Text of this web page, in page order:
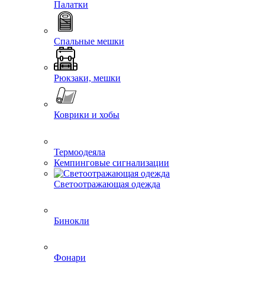
Палатки
Спальные мешки
Рюкзаки, мешки
Коврики и хобы
Термоодеяла
Кемпинговые сигнализации
Светоотражающая одежда
Бинокли
Фонари